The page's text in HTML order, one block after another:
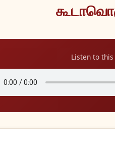
Listen to